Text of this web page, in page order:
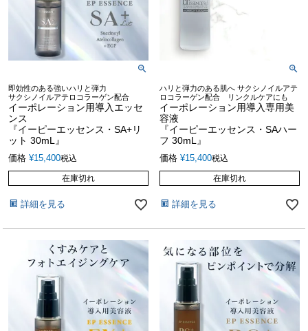
即効性のある強いハリと弾力
サクシノイルアテロコラーゲン配合
イーポレーション用導入エッセ
ンス
『イーピーエッセンス・SA+リ
ット 30mL』
価格 ¥15,400税込
在庫切れ
詳細を見る
ハリと弾力のある肌へ サクシノイルアテ
ロコラーゲン配合 リンクルケアにも
イーポレーション用導入専用美
容液
『イーピーエッセンス・SAハー
フ 30mL』
価格 ¥15,400税込
在庫切れ
詳細を見る